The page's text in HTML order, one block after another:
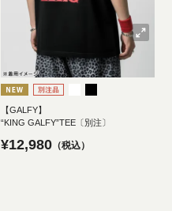
【GALFY】
“KING GALFY”TEE〔別注〕
¥12,980 税込